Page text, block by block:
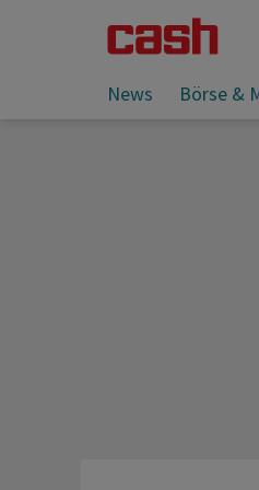
News Börse &
Sie lesen: